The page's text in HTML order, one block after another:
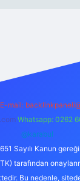
E-mail:
Whatsapp: 0262
@karabul
Sayılı Kanun
tarafından
Bu nedenle,